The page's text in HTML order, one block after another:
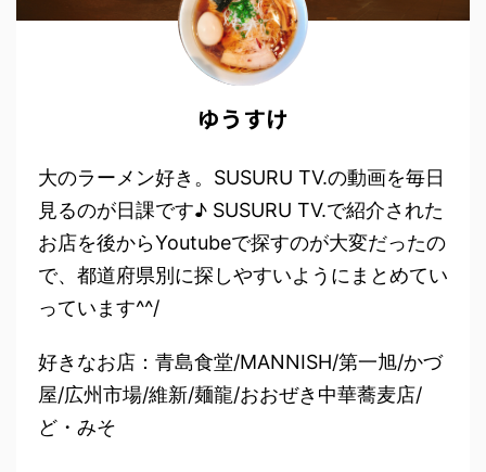
ゆうすけ
大のラーメン好き。SUSURU TV.の動画を毎日
見るのが日課です♪ SUSURU TV.で紹介された
お店を後からYoutubeで探すのが大変だったの
で、都道府県別に探しやすいようにまとめてい
っています^^/
好きなお店：青島食堂/MANNISH/第一旭/かづ
屋/広州市場/維新/麺龍/おおぜき中華蕎麦店/
ど・みそ